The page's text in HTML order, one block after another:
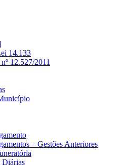
14.133
12.527/2011
– Gestões Anteriores
Diárias